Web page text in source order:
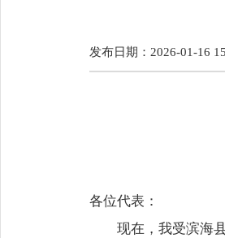
发布日期：2026-01-16
各位代表：
现在，我受滨海